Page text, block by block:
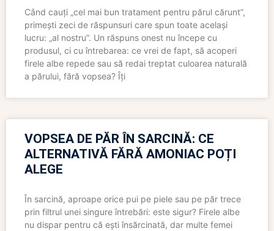
Când cauți „cel mai bun tratament pentru părul cărunt”,
primești zeci de răspunsuri care spun toate același
lucru: „al nostru”. Un răspuns onest nu începe cu
produsul, ci cu întrebarea: ce vrei de fapt, să acoperi
firele albe repede sau să redai treptat culoarea naturală
a părului, fără vopsea? Îți
VOPSEA DE PĂR ÎN SARCINĂ: CE
ALTERNATIVĂ FĂRĂ AMONIAC POȚI
ALEGE
În sarcină, aproape orice pui pe piele sau pe păr trece
prin filtrul unei singure întrebări: este sigur? Firele albe
nu dispar pentru că ești însărcinată, dar multe femei